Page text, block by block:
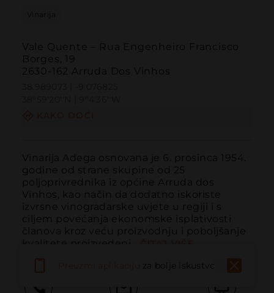
Vinarija
Vale Quente – Rua Engenheiro Francisco
Borges, 19
2630-162 Arruda Dos Vinhos
Vinarija Adega osnovana je 6. prosinca 1954.
godine od strane skupine od 25
poljoprivrednika iz općine Arruda dos
Vinhos, kao način da dodatno iskoriste
izvrsne vinogradarske uvjete u regiji i s
ciljem povećanja ekonomske isplativosti
članova kroz veću proizvodnju i poboljšanje
kvalitete proizvedeni...
za bolje iskustvo